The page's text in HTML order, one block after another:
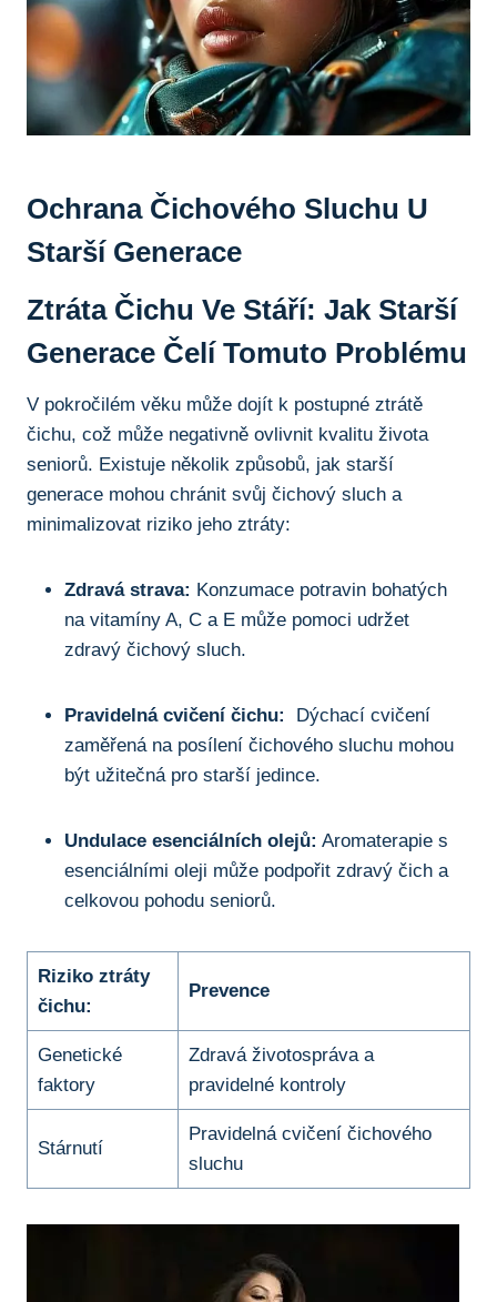
Ochrana Čichového Sluchu U
Starší⁢ Generace
Ztráta ‍čichu ‍ve Stáří: Jak Starší
Generace ‌čelí Tomuto Problému
V pokročilém věku může dojít k postupné ‍ztrátě
čichu, ⁣což může negativně ovlivnit kvalitu života
‍seniorů. Existuje několik způsobů, jak starší
generace ​mohou ‌chránit svůj čichový⁤ sluch a⁤
minimalizovat ‍riziko jeho ztráty:
Zdravá strava: Konzumace potravin bohatých
na vitamíny A, C a E může pomoci udržet
zdravý čichový sluch.
Pravidelná cvičení čichu:
⁤ Dýchací cvičení
zaměřená na posílení čichového‍ sluchu mohou
být užitečná pro starší jedince.
Undulace esenciálních⁣ olejů: Aromaterapie s
⁢esenciálními ⁣oleji může podpořit zdravý čich a⁢
celkovou pohodu seniorů.
Riziko ztráty
čichu:
Prevence
Genetické
faktory
Zdravá životospráva a
pravidelné kontroly
Stárnutí
Pravidelná cvičení čichového
sluchu